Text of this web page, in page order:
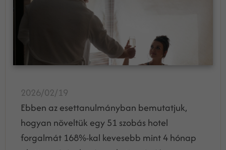
2026/02/19
Ebben az esettanulmányban bemutatjuk,
hogyan növeltük egy 51 szobás hotel
forgalmát 168%-kal kevesebb mint 4 hónap